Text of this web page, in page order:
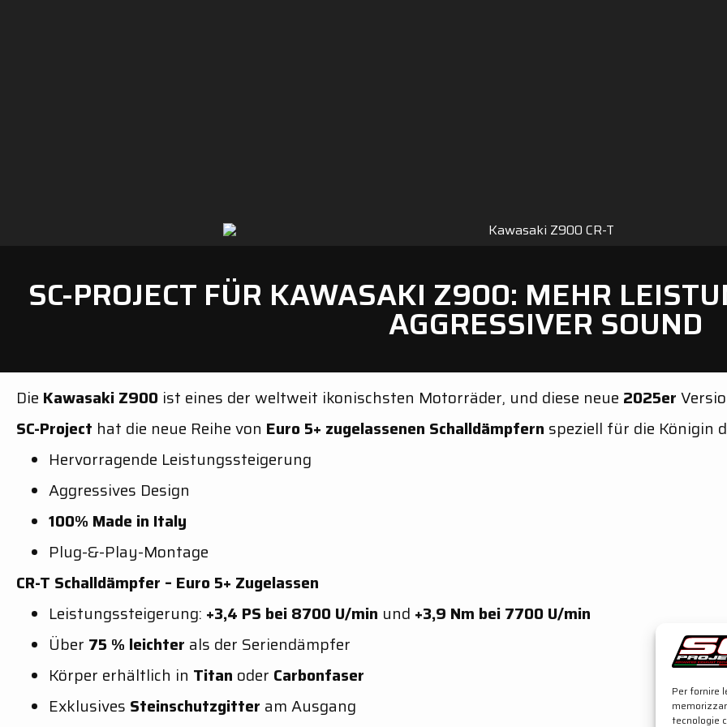
Per fornire
tecnologie
SC-PROJECT FÜR KAWASAKI Z900: MEHR
AGGRESSIVER SOUND
Die Kawasaki Z900 ist eines der weltweit ikonischsten Motorräder, und diese neue 2025er
SC-Project hat die neue Reihe von Euro 5+ zugelassenen Schalldämpfern speziell für die Königin
Hervorragende Leistungssteigerung
Aggressives Design
100% Made in Italy
Plug-&-Play-Montage
CR-T Schalldämpfer – Euro 5+ Zugelassen
Leistungssteigerung: +3,4 PS bei 8700 U/min und +3,9 Nm bei 7700 U/min
Über 75 % leichter als der Seriendämpfer
Körper erhältlich in Titan oder Carbonfaser
Exklusives Steinschutzgitter am Ausgang